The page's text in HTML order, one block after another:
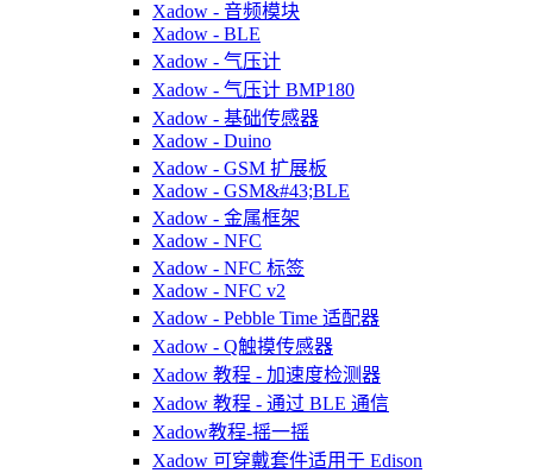
Xadow - 音频模块
Xadow - BLE
Xadow - 气压计
Xadow - 气压计 BMP180
Xadow - 基础传感器
Xadow - Duino
Xadow - GSM 扩展板
Xadow - GSM&#43;BLE
Xadow - 金属框架
Xadow - NFC
Xadow - NFC 标签
Xadow - NFC v2
Xadow - Pebble Time 适配器
Xadow - Q触摸传感器
Xadow 教程 - 加速度检测器
Xadow 教程 - 通过 BLE 通信
Xadow教程-摇一摇
Xadow 可穿戴套件适用于 Edison